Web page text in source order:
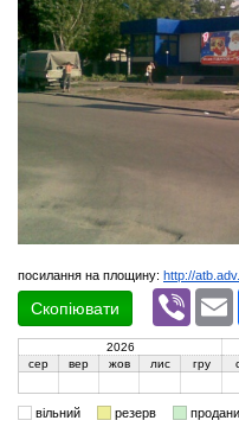
посилання на площину: http://
Скопіювати
Viber
2026
сер
вер жов лис гру
вільний резерв